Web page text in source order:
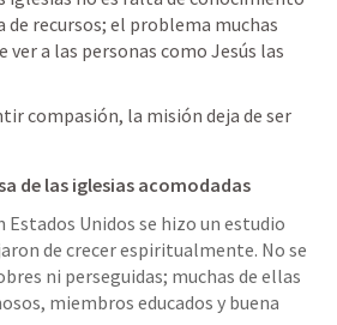
recursos; el problema muchas
ver a las personas como Jesús las
compasión, la misión deja de ser
de las iglesias acomodadas
Estados Unidos se hizo un estudio
de crecer espiritualmente. No se
ni perseguidas; muchas de ellas
miembros educados y buena